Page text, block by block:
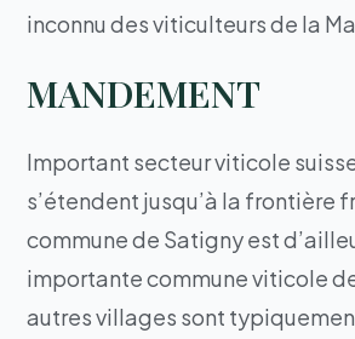
inconnu des viticulteurs de la
MANDEMENT
Important secteur viticole
s’étendent jusqu’à la frontière
commune de Satigny est
importante commune viticole
autres villages sont